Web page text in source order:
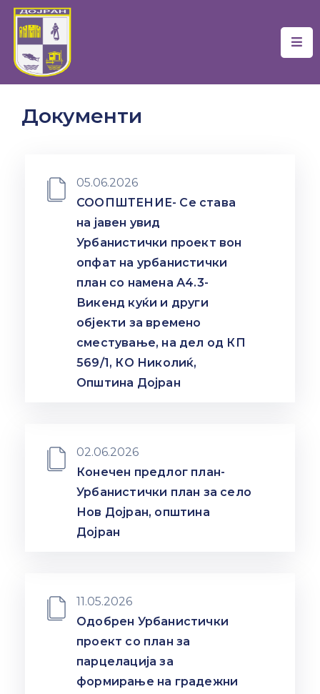
Почетна
Самоуправа
Проекти
Документи
05.06.2026
СООПШТЕНИЕ- Се става
на јавен увид
Урбанистички проект вон
опфат на урбанистички
план со намена А4.3-
Викенд куќи и други
објекти за времено
сместување, на дел од КП
569/1, КО Николиќ,
Општина Дојран
02.06.2026
Конечен предлог план-
Урбанистички план за село
Нов Дојран, општина
Дојран
11.05.2026
Одобрен Урбанистички
проект со план за
парцелација за
формирање на градежни